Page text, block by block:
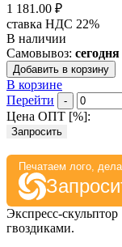
1 181.00 ₽
ставка НДС 22%
В наличии
Самовывоз: сегодня
Добавить в корзину
В корзине
Перейти
-
Цена ОПТ [%]:
Запросить
Печатаем лого,
Экспресс-
гвоздиками.